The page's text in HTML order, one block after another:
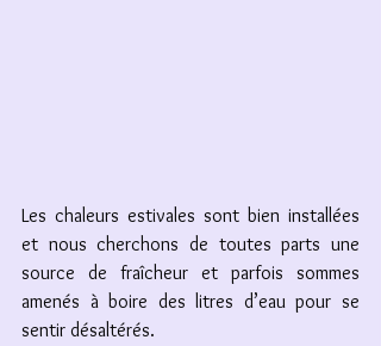
Les chaleurs estivales sont bien installées
et nous cherchons de toutes parts une
source de fraîcheur et parfois sommes
amenés à boire des litres d’eau pour se
sentir désaltérés.